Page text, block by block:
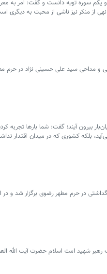
و یکم سوره تویه دانست و گفت: امر به
از منکر نیز ناشی از محبت به دیگری
و مداحی سید علی حسینی نژاد در حرم
بیرون آیند؛ گفت: شما بارها تجربه
بلکه کشوری که در میدان اقتدار
در حرم مطهر رضوی برگزار شد و در
رهبر شهید امت اسلام حضرت آیت الله